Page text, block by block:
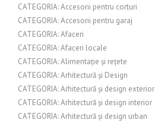
CATEGORIA: Accesorii pentru corturi
CATEGORIA: Accesorii pentru garaj
CATEGORIA: Afaceri
CATEGORIA: Afaceri locale
CATEGORIA: Alimentație și rețete
CATEGORIA: Arhitectură și Design
CATEGORIA: Arhitectură și design exterior
CATEGORIA: Arhitectură și design interior
CATEGORIA: Arhitectură și design urban